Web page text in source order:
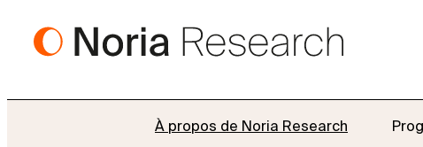
Aller
À propos de Noria Research